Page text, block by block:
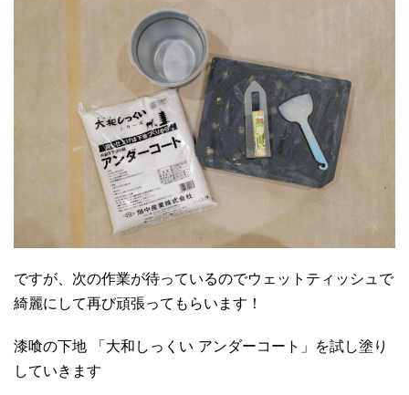
ですが、次の作業が待っているのでウェットティッシュで
綺麗にして再び頑張ってもらいます！
漆喰の下地 「大和しっくい アンダーコート」を試し塗り
していきます